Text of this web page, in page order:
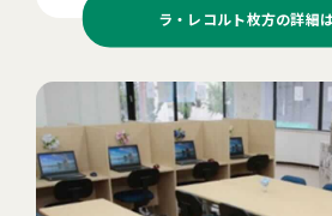
ラ・レコルト枚方の詳細